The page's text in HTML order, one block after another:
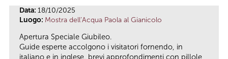
Data: 18/10/2025
Luogo: Mostra dell’Acqua Paola al Gianicolo
Apertura Speciale Giubileo.
Guide esperte accolgono i visitatori fornendo, in
italiano e in inglese, brevi approfondimenti con pillole